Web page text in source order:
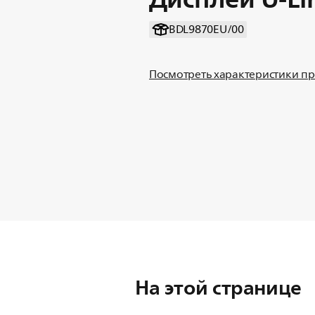
BDL9870EU/00
Посмотреть характеристики
На этой странице